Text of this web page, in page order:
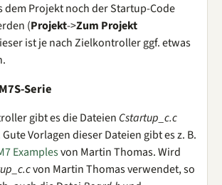
dem Projekt noch der Startup-Code
(Projekt->Zum Projekt
ist je nach Zielkontroller ggf. etwas
Serie
gibt es die Dateien Cstartup_c.c
Gute Vorlagen dieser Dateien gibt es z. B.
Examplesvon Martin Thomas. Wird
von Martin Thomas verwendet, so